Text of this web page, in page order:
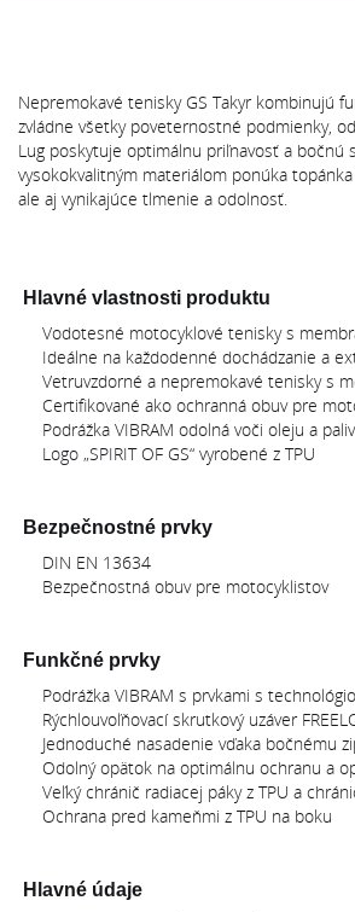
Nepremokavé tenisky GS Takyr kombinujú
zvládne všetky poveternostné podmienky,
Lug poskytuje optimálnu priľnavosť a bočnú
vysokokvalitným materiálom ponúka
ale aj vynikajúce tlmenie a odolnosť.
Hlavné vlastnosti produktu
Vodotesné motocyklové tenisky s
Ideálne na každodenné dochádzanie a
Vetruvzdorné a nepremokavé tenisky s
Certifikované ako ochranná obuv pre
Podrážka VIBRAM odolná voči oleju a
Logo „SPIRIT OF GS“ vyrobené z TPU
Bezpečnostné prvky
DIN EN 13634
Bezpečnostná obuv pre motocyklistov
Funkčné prvky
Podrážka VIBRAM s prvkami s
Rýchlouvoľňovací skrutkový uzáver
Jednoduché nasadenie vďaka bočnému
Odolný opätok na optimálnu ochranu a
Veľký chránič radiacej páky z TPU a
Ochrana pred kameňmi z TPU na boku
Hlavné údaje